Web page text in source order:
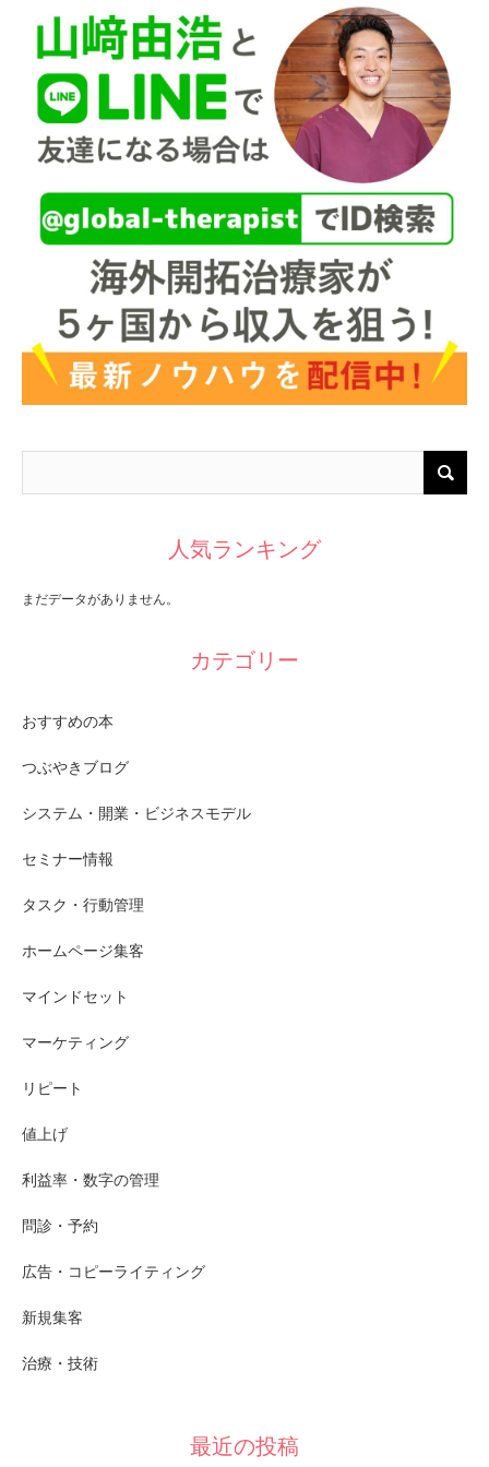
人気ランキング
まだデータがありません。
カテゴリー
おすすめの本
つぶやきブログ
システム・開業・ビジネスモデル
セミナー情報
タスク・行動管理
ホームページ集客
マインドセット
マーケティング
リピート
値上げ
利益率・数字の管理
問診・予約
広告・コピーライティング
新規集客
治療・技術
最近の投稿